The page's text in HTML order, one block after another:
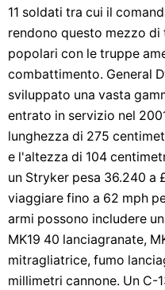
11 soldati tra cui il
rendono questo mezzo
popolari con le truppe
combattimento. General
sviluppato una vasta
entrato in servizio nel
lunghezza di 275
e l'altezza di 104
un Stryker pesa 36.240 a
viaggiare fino a 62 mph
armi possono includere
MK19 40 lanciagranate,
mitragliatrice, fumo
millimetri cannone. Un C-